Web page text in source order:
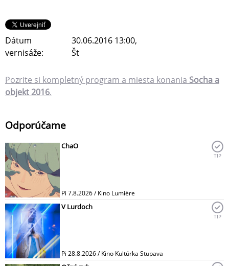
Dátum
vernisáže:
30.06.2016 13:00,
Št
Pozrite si kompletný program a miesta konania Socha a
objekt 2016.
Odporúčame
ChaO
Pi 7.8.2026 / Kino Lumière
TIP
V Lurdoch
Pi 28.8.2026 / Kino Kultúrka Stupava
TIP